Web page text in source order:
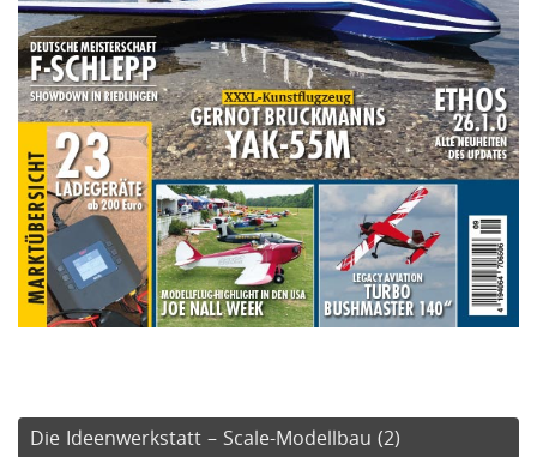
Die Ideenwerkstatt – Scale-Modellbau (2)